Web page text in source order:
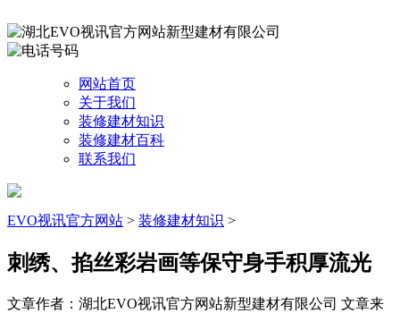
网站首页
关于我们
装修建材知识
装修建材百科
联系我们
EVO视讯官方网站 > 装修建材知识 >
刺绣、掐丝彩岩画等保守身手积厚流光
文章作者：湖北EVO视讯官方网站新型建材有限公司 文章来